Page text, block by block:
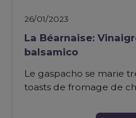
26/01/2023
La Béarnaise:
balsamico
Le gaspacho se marie
toasts de fromage de